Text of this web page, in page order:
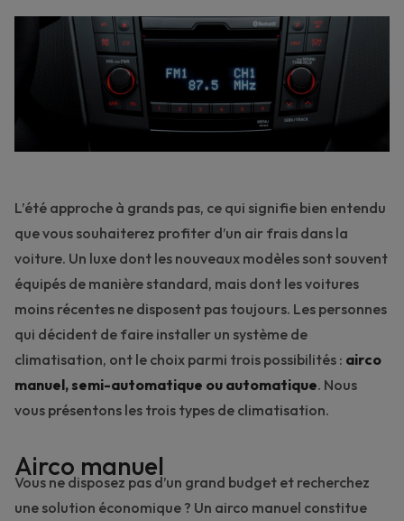
L’été approche à grands pas, ce qui signifie bien entendu
que vous souhaiterez profiter d’un air frais dans la
voiture. Un luxe dont les nouveaux modèles sont souvent
équipés de manière standard, mais dont les voitures
moins récentes ne disposent pas toujours. Les personnes
qui décident de faire installer un système de
climatisation, ont le choix parmi trois possibilités : airco
manuel, semi-automatique ou automatique. Nous
vous présentons les trois types de climatisation.
Airco manuel
Vous ne disposez pas d’un grand budget et recherchez
une solution économique ? Un airco manuel constitue